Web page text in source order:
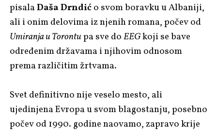
pisalaDaša Drndićo svom boravku u Albaniji,
ali i onim delovima iz njenih romana, počev od
Umiranja u Torontupa sve doEEGkoji se bave
određenim državama i njihovim odnosom
prema različitim žrtvama.
Svet definitivno nije veselo mesto, ali
ujedinjena Evropa u svom blagostanju, posebno
počev od 1990. godine naovamo, zapravo krije